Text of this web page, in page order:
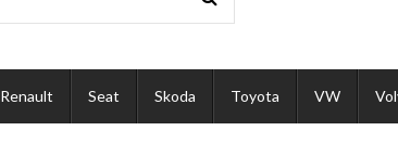
Renault Seat Skoda Toyota VW